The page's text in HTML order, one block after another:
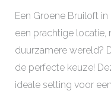
Een Groene Bruiloft
een prachtige locatie,
duurzamere wereld?
de perfecte keuze!
ideale setting voor